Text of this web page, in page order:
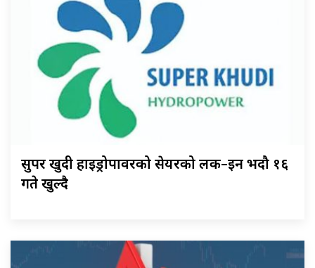
सुपर खुदी हाइड्रोपावरको सेयरको लक–इन भदौ १६
गते खुल्दै